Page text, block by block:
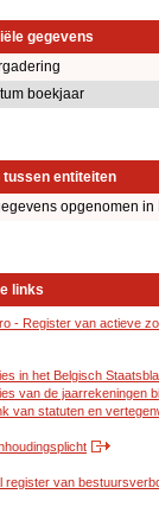
gegevens
boekjaar
tussen entiteiten
opgenomen in
links
- Register van actieve
in het Belgisch
van de jaarrekeningen
van statuten en
register van